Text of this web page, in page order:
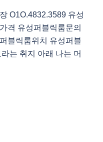
O1O.4832.3589 유성
격 유성퍼블릭룸문의
블릭룸위치 유성퍼블
는 취지 아래 나는 머